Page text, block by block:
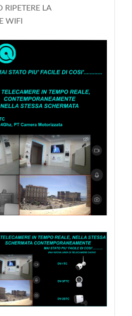
RIPETERE LA
WIFI